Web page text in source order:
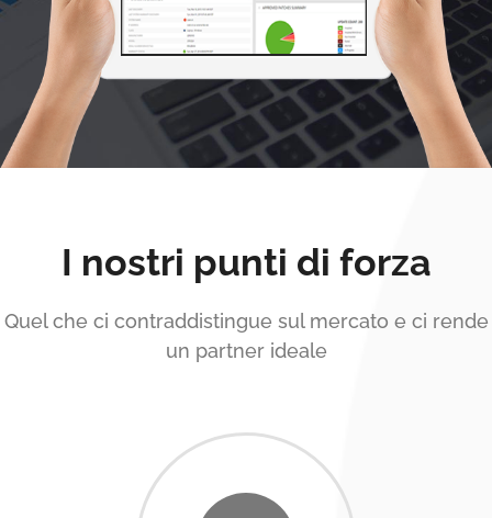
I nostri punti di forza
Quel che ci contraddistingue sul mercato e ci rende
un partner ideale